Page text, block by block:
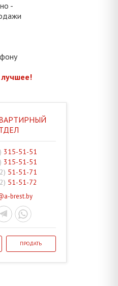
-
315-51-51
315-51-51
51-51-71
51-51-72
brest.by
ПРОДАТЬ